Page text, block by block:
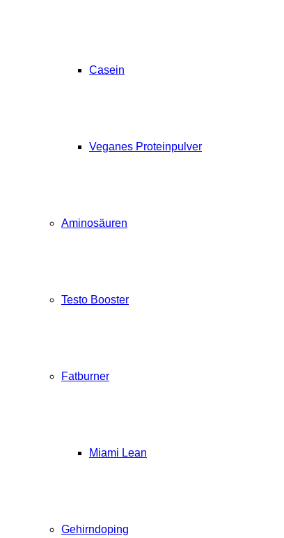
Casein
Veganes Proteinpulver
Aminosäuren
Testo Booster
Fatburner
Miami Lean
Gehirndoping